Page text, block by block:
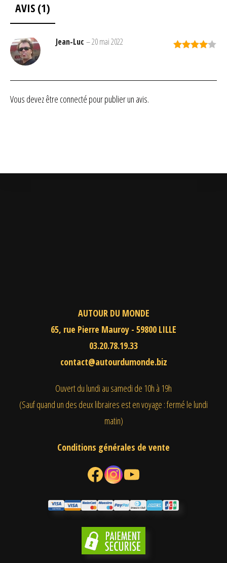
AVIS (1)
Jean-Luc –20 mai 2022
Vous devez être connecté pour publier un avis.
AUTOUR DU MONDE
65, rue Pierre Mauroy - 59800 LILLE
03.20.78.19.33
contact@autourdumonde.biz
Ouvert du lundi au samedi de 10h à 19h
(Sauf quand un des deux libraires est en voyage : fermé le lundi
matin)
Conditions générales de vente
Facebook Instagram YouTube